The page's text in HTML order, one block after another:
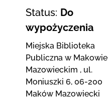
Status: Do
wypożyczenia
Miejska Biblioteka
Publiczna w Makowie
Mazowieckim , ul.
Moniuszki 6, 06-200
Maków Mazowiecki